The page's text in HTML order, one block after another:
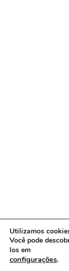
Utilizamos
Você pode
los em
configurações.